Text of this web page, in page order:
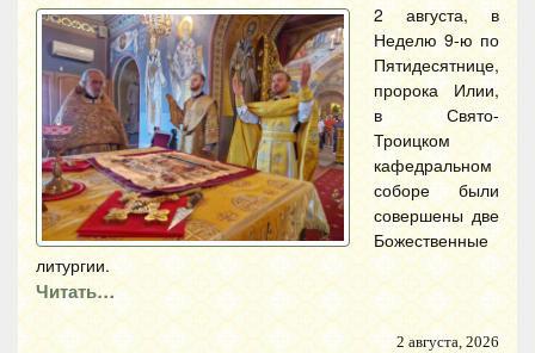
2 августа, в
Неделю 9-ю по
Пятидесятнице,
пророка Илии,
в Свято-
Троицком
кафедральном
соборе были
совершены две
Божественные
литургии.
Читать…
2 августа, 2026